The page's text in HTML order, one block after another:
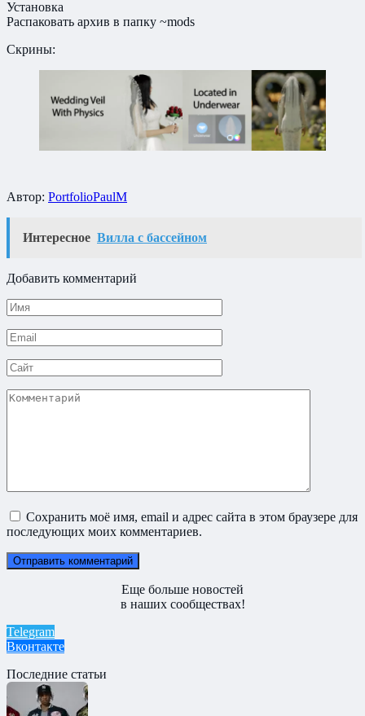
Установка
Распаковать архив в папку ~mods
Скрины:
Автор: PortfolioPaulM
Интересное Вилла с бассейном
Добавить комментарий
Имя
*
Email
*
Сайт
Комментарий
Сохранить моё имя, email и адрес сайта в этом браузере для
последующих моих комментариев.
Еще больше новостей
в наших сообществах!
Telegram
Вконтакте
Последние статьи